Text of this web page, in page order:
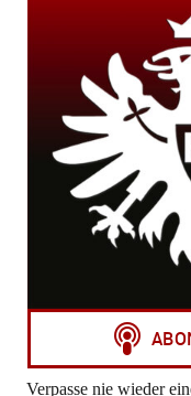
Verpasse nie wieder